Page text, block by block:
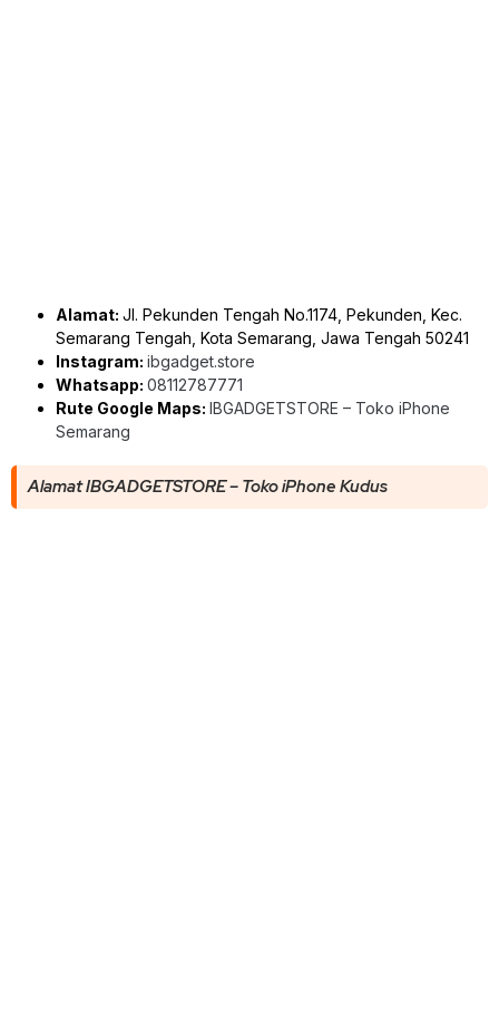
Alamat: Jl. Pekunden Tengah No.1174, Pekunden, Kec.
Semarang Tengah, Kota Semarang, Jawa Tengah 50241
Instagram: ibgadget.store
Whatsapp: 08112787771
Rute Google Maps: IBGADGETSTORE – Toko iPhone
Semarang
Alamat IBGADGETSTORE – Toko iPhone Kudus